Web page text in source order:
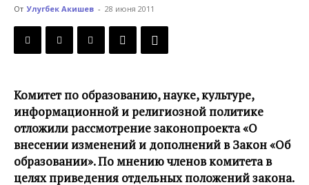
Кыргызстана
От Улугбек Акишев - 28 июня 2011
Комитет по образованию, науке, культуре,
информационной и религиозной политике
отложили рассмотрение законопроекта «О
внесении изменений и дополнений в Закон «Об
образовании». По мнению членов комитета в
целях приведения отдельных положений закона.